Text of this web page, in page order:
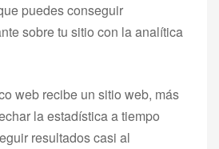
puedes conseguir
sobre tu sitio con la analítica
web recibe un sitio web, más
la estadística a tiempo
resultados casi al